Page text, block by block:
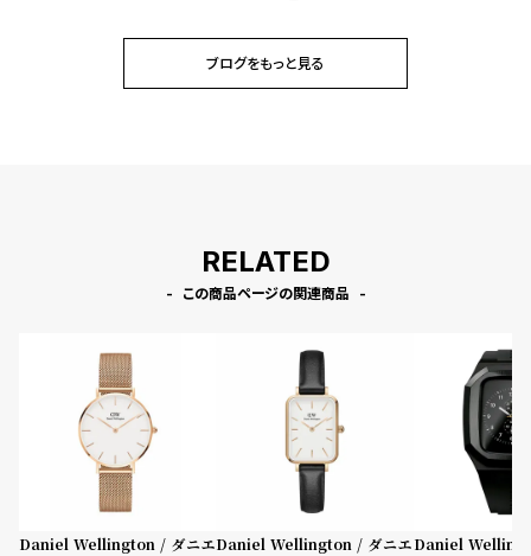
ブログをもっと見る
RELATED
この商品ページの関連商品
Daniel Wellington / ダニエDaniel Wellington / ダニエDaniel